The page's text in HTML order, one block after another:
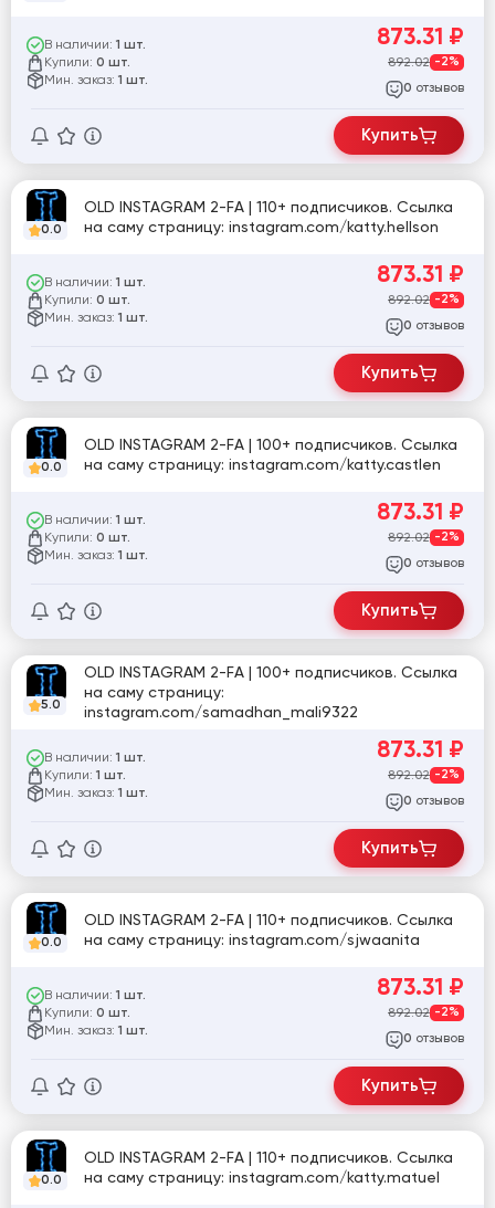
В наличии: 1 шт.
Купили: 0 шт.
Мин. заказ: 1 шт.
873.31 ₽
892.02 -2%
0 отзывов
Купить
0.0
OLD INSTAGRAM 2-FA | 110+ подписчиков. Ссылка
на саму страницу: instagram.com/katty.hellson
В наличии: 1 шт.
Купили: 0 шт.
Мин. заказ: 1 шт.
873.31 ₽
892.02 -2%
0 отзывов
Купить
0.0
OLD INSTAGRAM 2-FA | 100+ подписчиков. Ссылка
на саму страницу: instagram.com/katty.castlen
В наличии: 1 шт.
Купили: 0 шт.
Мин. заказ: 1 шт.
873.31 ₽
892.02 -2%
0 отзывов
Купить
5.0
OLD INSTAGRAM 2-FA | 100+ подписчиков. Ссылка
на саму страницу:
instagram.com/samadhan_mali9322
В наличии: 1 шт.
Купили: 1 шт.
Мин. заказ: 1 шт.
873.31 ₽
892.02 -2%
0 отзывов
Купить
0.0
OLD INSTAGRAM 2-FA | 110+ подписчиков. Ссылка
на саму страницу: instagram.com/sjwaanita
В наличии: 1 шт.
Купили: 0 шт.
Мин. заказ: 1 шт.
873.31 ₽
892.02 -2%
0 отзывов
Купить
0.0
OLD INSTAGRAM 2-FA | 110+ подписчиков. Ссылка
на саму страницу: instagram.com/katty.matuel